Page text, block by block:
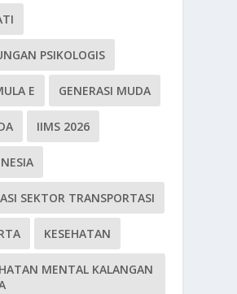
PSIKOLOGIS
E GENERASI MUDA
IIMS 2026
SEKTOR TRANSPORTASI
KESEHATAN
MENTAL KALANGAN